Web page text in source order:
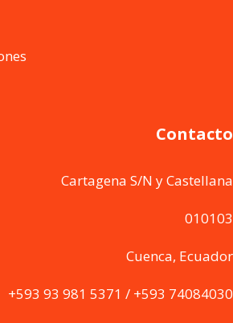
Contacto
Cartagena S/N y Castellana
010103
Cuenca, Ecuador
+593 93 981 5371 / +593 74084030